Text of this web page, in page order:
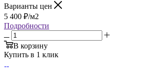
Варианты цен
5 400 ₽/м2
Подробности
В корзину
Купить в 1 клик